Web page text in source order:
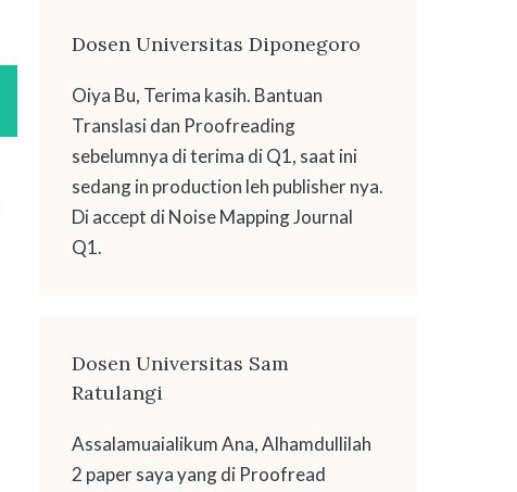
Dosen Universitas Diponegoro
Oiya Bu, Terima kasih. Bantuan
Translasi dan Proofreading
sebelumnya di terima di Q1, saat ini
sedang in production leh publisher nya.
Di accept di Noise Mapping Journal
Q1.
Dosen Universitas Sam
Ratulangi
Assalamuaialikum Ana, Alhamdullilah
2 paper saya yang di Proofread